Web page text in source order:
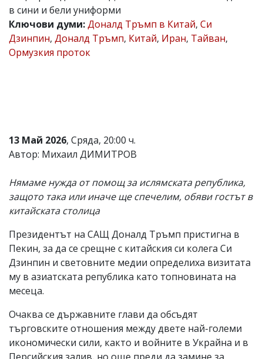
Коментарите
под
статиите
се
въвеждат
за
тях!
Ако
обиден
за
вас
коментар,
сигнализирайте
ни!
в сини и бели униформи
Ключови думи:Доналд Тръмп в Китай, Си
Дзинпин, Доналд Тръмп, Китай, Иран, Тайван,
Ормузкия проток
13 Май 2026, Сряда, 20:00 ч.
Автор: Михаил ДИМИТРОВ
Нямаме нужда от помощ за ислямската република,
защото така или иначе ще спечелим, обяви гостът в
китайската столица
Президентът на САЩ Доналд Тръмп пристигна в
Пекин, за да се срещне с китайския си колега Си
Дзинпин и световните медии определиха визитата
му в азиатската република като топновината на
месеца.
Очаква се държавните глави да обсъдят
търговските отношения между двете най-големи
икономически сили, както и войните в Украйна и в
Персийския залив, но още преди да замине за